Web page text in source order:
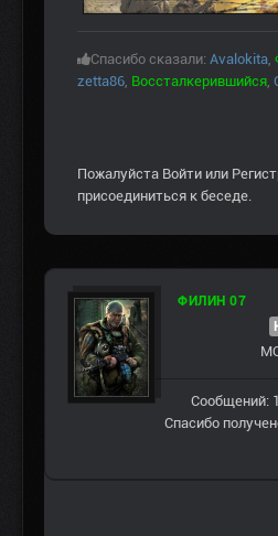
Спасибо сказали: Avalokita
zetta86 Воссталкерившийся
Пожалуйста Войти или
присоединиться к беседе.
ФИЛИН 07
Сообщений:
Спасибо